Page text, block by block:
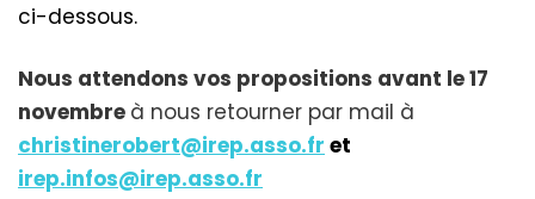
ci-dessous.
Nous attendons vos propositions avant le 17
novembre à nous retourner par mail à
christinerobert@irep.asso.fr et
irep.infos@irep.asso.fr